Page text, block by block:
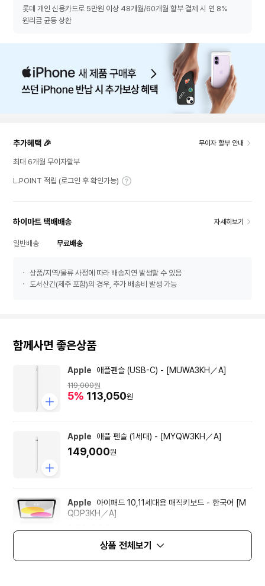
롯데 개인 신용카드로 5만원 이상 48개월/60개월 할부 결제 시 연 8%
원리금 균등 상환
추가혜택 🎉 무이자 할부 안내
최대 6개월 무이자할부
L.POINT 적립 (로그인 후 확인가능)
하이마트 택배배송 자세히보기
일반배송 무료배송
상품/지역/물류 사정에 따라 배송지연 발생할 수 있음
도서산간(제주 포함)의 경우, 추가 배송비 발생 가능
함께사면 좋은상품
Apple 애플펜슬 (USB-C) - [MUWA3KH／A]
119,000원
5% 113,050원
Apple 애플 펜슬 (1세대) - [MYQW3KH／A]
149,000원
Apple
아이패드 10,11세대용 매직키보드 - 한국어 [M
QDP3KH／A]
380,000원
상품 전체보기